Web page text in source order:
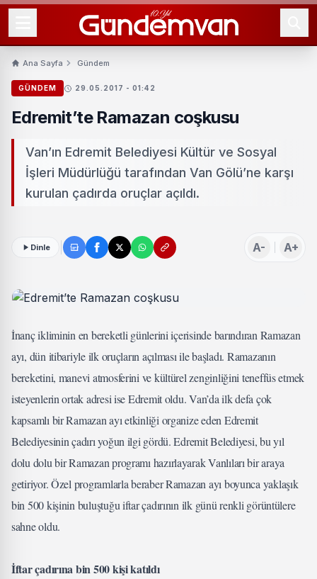
Ana Sayfa Gündem
GÜNDEM 29.05.2017 - 01:42
Edremit’te Ramazan coşkusu
Van’ın Edremit Belediyesi Kültür ve Sosyal
İşleri Müdürlüğü tarafından Van Gölü’ne karşı
kurulan çadırda oruçlar açıldı.
Dinle A- A+
İnanç ikliminin en bereketli günlerini içerisinde barındıran Ramazan
ayı, dün itibariyle ilk oruçların açılması ile başladı. Ramazanın
bereketini, manevi atmosferini ve kültürel zenginliğini teneffüs etmek
isteyenlerin ortak adresi ise Edremit oldu. Van’da ilk defa çok
kapsamlı bir Ramazan ayı etkinliği organize eden Edremit
Belediyesinin çadırı yoğun ilgi gördü. Edremit Belediyesi, bu yıl
dolu dolu bir Ramazan programı hazırlayarak Vanlıları bir araya
getiriyor. Özel programlarla beraber Ramazan ayı boyunca yaklaşık
bin 500 kişinin buluştuğu iftar çadırının ilk günü renkli görüntülere
sahne oldu.
İftar çadırına bin 500 kişi katıldı